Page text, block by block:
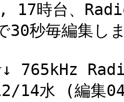
17時台、
30秒毎編集し
↓ 765kHz
14水 (編集